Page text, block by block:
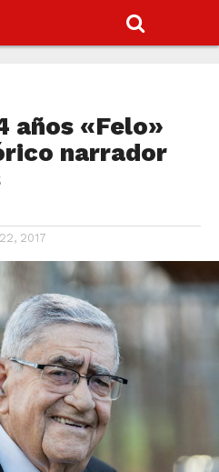
años «Felo»
narrador
2017